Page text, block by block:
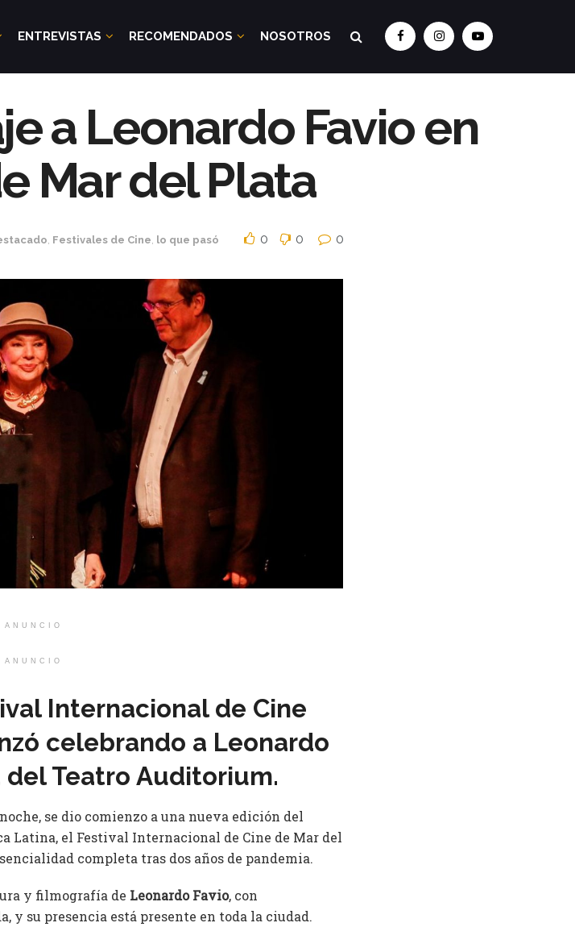
ENTREVISTAS RECOMENDADOS NOSOTROS
a Leonardo Favio en
Mar del Plata
Festivales de Cine lo que pasó 0 0 0
ANUNCIO
ANUNCIO
Internacional de Cine
celebrando a Leonardo
Teatro Auditorium.
se dio comienzo a una nueva edición del
Latina, el Festival Internacional de Cine de Mar del
completa tras dos años de pandemia.
y filmografía de Leonardo Favio, con
y su presencia está presente en toda la ciudad.